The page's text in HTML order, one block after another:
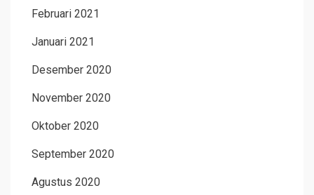
Februari 2021
Januari 2021
Desember 2020
November 2020
Oktober 2020
September 2020
Agustus 2020